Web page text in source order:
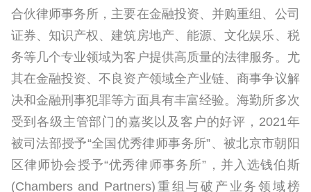
合伙律师事务所，主要在金融投资、并购重组、公司
证券、知识产权、建筑房地产、能源、文化娱乐、税
务等几个专业领域为客户提供高质量的法律服务。尤
其在金融投资、不良资产领域全产业链、商事争议解
决和金融刑事犯罪等方面具有丰富经验。海勤所多次
受到各级主管部门的嘉奖以及客户的好评，2021年
被司法部授予“全国优秀律师事务所”、被北京市朝阳
区律师协会授予“优秀律师事务所”，并入选钱伯斯
(Chambers and Partners) 重组与破产业务领域榜